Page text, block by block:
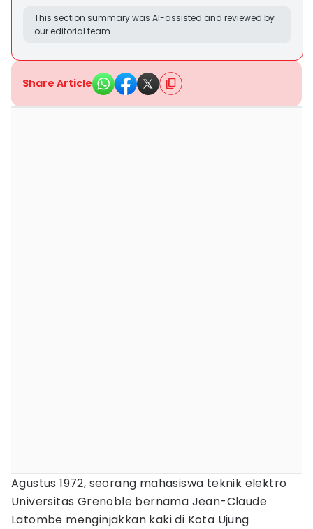
This section summary was AI-assisted and reviewed by
our editorial team.
Share Article
Agustus 1972, seorang mahasiswa teknik elektro
Universitas Grenoble bernama Jean-Claude
Latombe menginjakkan kaki di Kota Ujung